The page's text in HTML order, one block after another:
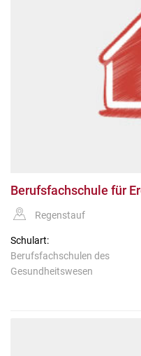
Berufsfachschule für
Regenstauf
Schulart:
Berufsfachschulen des
Gesundheitswesen